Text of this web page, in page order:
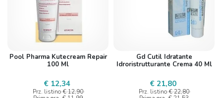
Pool Pharma Kutecream Repair
100 Ml
€ 12,34
Prz. listino € 12,90
Gd Cutil Idratante
Idroristrutturante Crema 40 Ml
€ 21,80
Prz. listino € 22,80